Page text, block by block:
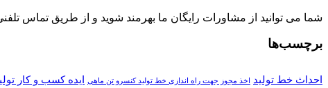
شما می توانید از مشاورات رایگان ما بهرمند شوید و از طریق تماس
برچسب‌ها
احداث خط تولید اخذ مجوز جهت راه اندازی خط تولید کنسرو تن ماهی ایده کسب و کار